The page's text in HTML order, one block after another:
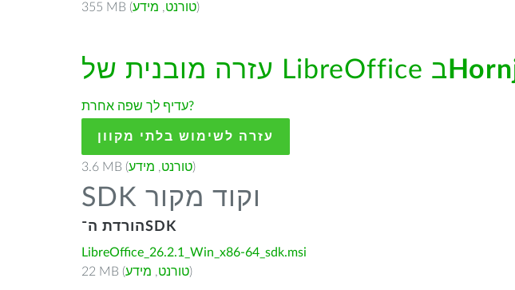
355 MB ( טורנט, מידע )
עזרה מובנית של LibreOffice ב
עדיף לך שפה אחרת?
עזרה לשימוש בלתי מקוון
3.6 MB ( טורנט, מידע )
SDK וקוד מקור
הורדת ה־SDK
LibreOffice_26.2.1_Win_x86-64_sdk.msi
22 MB (
טורנט, מידע )